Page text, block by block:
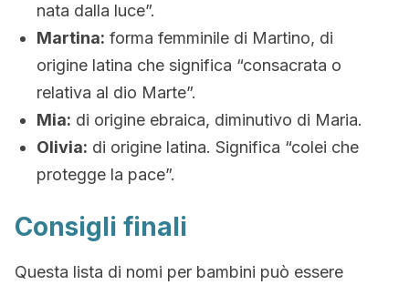
nata dalla luce”.
Martina: forma femminile di Martino, di
origine latina che significa “consacrata o
relativa al dio Marte”.
Mia: di origine ebraica, diminutivo di Maria.
Olivia: di origine latina. Significa “colei che
protegge la pace”.
Consigli finali
Questa lista di nomi per bambini può essere